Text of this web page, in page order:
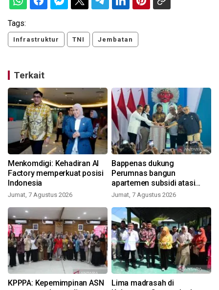
Tags:
Infrastruktur TNI Jembatan
Terkait
Menkomdigi: Kehadiran AI
Factory memperkuat posisi
Indonesia
Jumat, 7 Agustus 2026
Bappenas dukung
Perumnas bangun
apartemen subsidi atasi
"backlog"
Jumat, 7 Agustus 2026
KPPPA: Kepemimpinan ASN
Lima madrasah di